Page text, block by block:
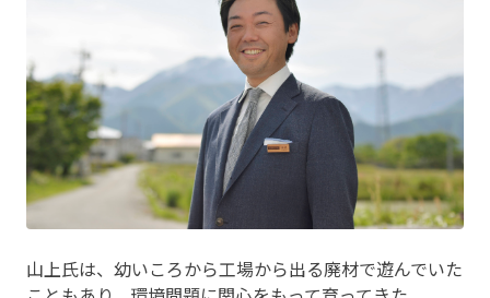
山上氏は、幼いころから工場から出る廃材で遊んでいた